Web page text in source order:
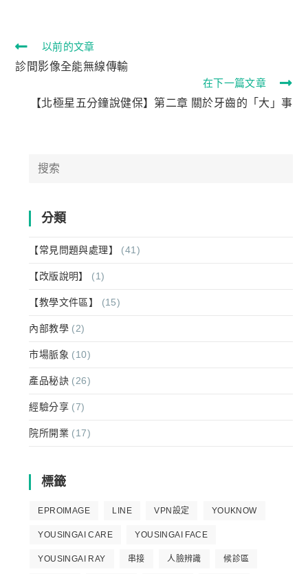
以前的文章
診間影像全能無線傳輸
在下一篇文章
【北極星五分鐘說健保】第二章 關於牙齒的「大」事
分類
【常見問題與處理】 (41)
【改版說明】 (1)
【教學文件區】 (15)
內部教學 (2)
市場脈象 (10)
產品秘訣 (26)
經驗分享 (7)
院所開業 (17)
標籤
EPROIMAGE LINE VPN設定 YOUKNOW
YOUSINGAI CARE YOUSINGAI FACE
YOUSINGAI RAY 串接 人臉辨識 候診區